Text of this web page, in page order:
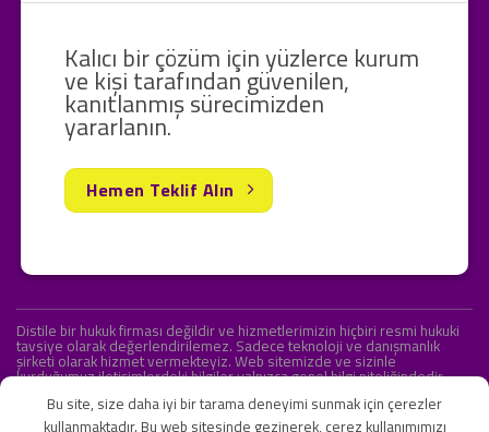
Kalıcı bir çözüm için yüzlerce kurum
ve kişi tarafından güvenilen,
kanıtlanmış sürecimizden
yararlanın.
Hemen Teklif Alın
Distile bir hukuk firması değildir ve hizmetlerimizin hiçbiri resmi hukuki
tavsiye olarak değerlendirilemez. Sadece teknoloji ve danışmanlık
şirketi olarak hizmet vermekteyiz. Web sitemizde ve sizinle
kurduğumuz iletişimlerdeki bilgiler yalnızca genel bilgi niteliğindedir.
Bu site, size daha iyi bir tarama deneyimi sunmak için çerezler
kullanmaktadır. Bu web sitesinde gezinerek, çerez kullanımımızı